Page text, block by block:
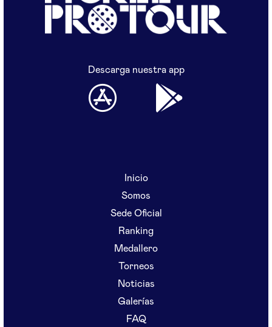
Descarga nuestra app
Inicio
Somos
Sede Oficial
Ranking
Medallero
Torneos
Noticias
Galerías
FAQ